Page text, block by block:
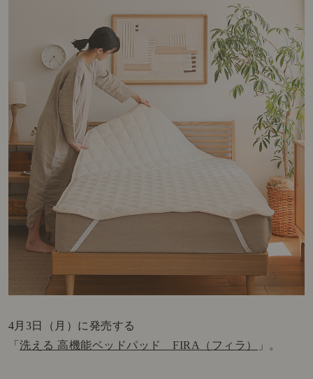
4月3日（月）に発売する
「洗える 高機能ベッドパッド FIRA（フィラ） 」。